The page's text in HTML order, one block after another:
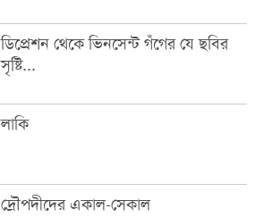
ডিপ্রেশন থেকে ভিনসেন্ট গঁগের যে ছবির
সৃষ্টি...
লাকি
দ্রৌপদীদের একাল-সেকাল